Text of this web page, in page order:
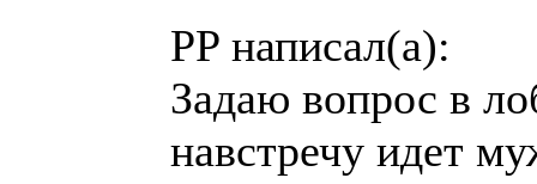
PP написал(а):
Задаю вопрос в
навстречу идет